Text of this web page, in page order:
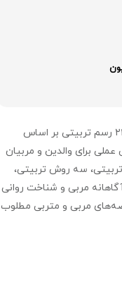
جلد دوم «تربیت نوردی» شامل ۲۴ رسم تربیتی بر اساس
برای والدین و مربیان
سه روش تربیتی،
مربی و شناخت روانی
مربی و متربی مطلوب